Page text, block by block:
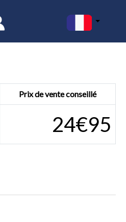
Prix de vente conseillé
24€95